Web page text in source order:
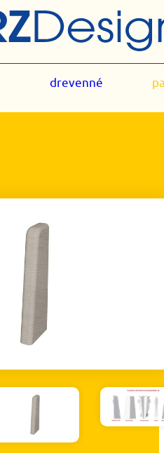
drevenné